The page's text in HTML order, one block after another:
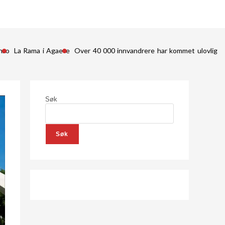
La Rama i Agaete Over 40 000 innvandrere har kommet ulovlig
Søk
Søk